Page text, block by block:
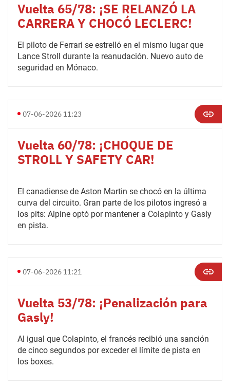
Vuelta 65/78: ¡SE RELANZÓ LA
CARRERA Y CHOCÓ LECLERC!
El piloto de Ferrari se estrelló en el mismo lugar que
Lance Stroll durante la reanudación. Nuevo auto de
seguridad en Mónaco.
07-06-2026 11:23
Vuelta 60/78: ¡CHOQUE DE
STROLL Y SAFETY CAR!
El canadiense de Aston Martin se chocó en la última
curva del circuito. Gran parte de los pilotos ingresó a
los pits: Alpine optó por mantener a Colapinto y Gasly
en pista.
07-06-2026 11:21
Vuelta 53/78: ¡Penalización para
Gasly!
Al igual que Colapinto, el francés recibió una sanción
de cinco segundos por exceder el límite de pista en
los boxes.